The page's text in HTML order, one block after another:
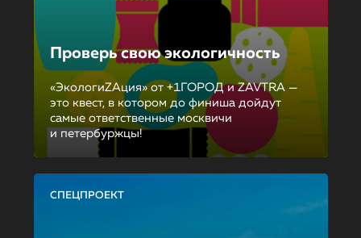
Проверь свою экологичность
«ЭкологиZAция» от +1ГОРОД и ZAVTRA —
это квест, в котором до финиша дойдут
самые ответственные москвичи
и петербуржцы!
СПЕЦПРОЕКТ